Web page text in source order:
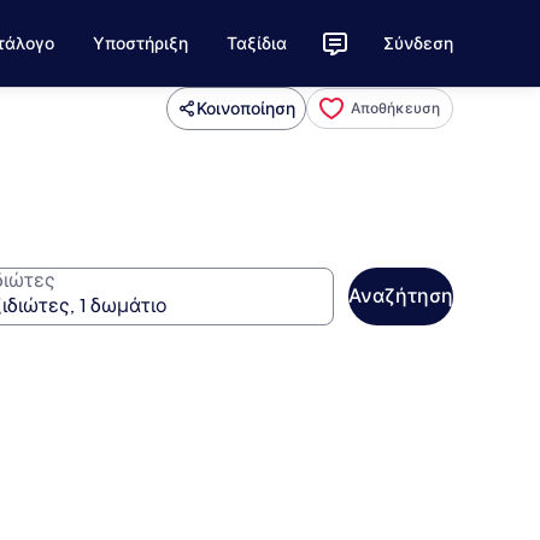
Υποστήριξη Ταξίδια Σύνδεση
Κοινοποίηση Αποθήκευση
Αναζήτηση